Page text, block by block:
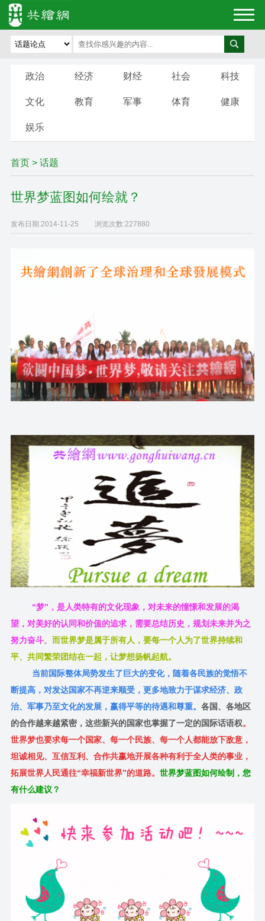
政治 经济 财经 社会 科技
文化 教育 军事 体育 健康
娱乐
首页> 话题
世界梦蓝图如何绘就？
发布日期:2014-11-25 浏览次数:227880
“梦”，是人类特有的文化现象，对未来的憧憬和发展的渴
望，对美好的认同和价值的追求，需要总结历史，规划未来并为之
努力奋斗。 而世界梦是属于所有人，要每一个人为了世界持续和
平、共同繁荣团结在一起，让梦想扬帆起航。
当前国际整体局势发生了巨大的变化，随着各民族的觉悟不
断提高，对发达国家不再逆来顺受，更多地致力于谋求经济、政
治、军事乃至文化的发展，赢得平等的待遇和尊重。 各国、各地区
的合作越来越紧密，这些新兴的国家也掌握了一定的国际话语权。
世界梦也要求每一个国家、每一个民族、每一个人都能放下敌意，
坦诚相见、互信互利、合作共赢地开展各种有利于全人类的事业，
拓展世界人民通往“幸福新世界”的道路。 世界梦蓝图如何绘制，您
有什么建议？